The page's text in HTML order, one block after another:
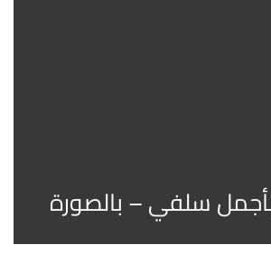
سلفي – بالصورة